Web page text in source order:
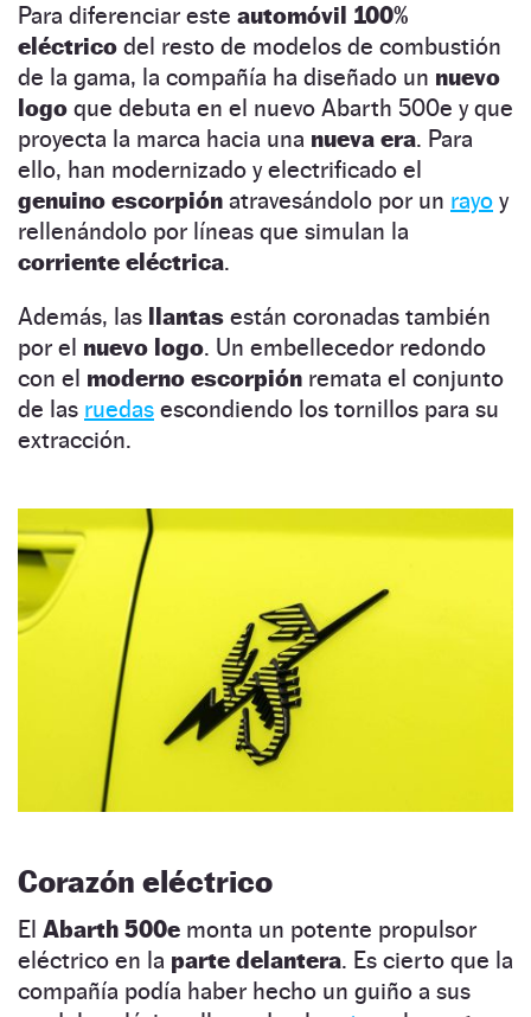
Para diferenciar este automóvil 100%
eléctrico del resto de modelos de combustión
de la gama, la compañía ha diseñado un nuevo
logo que debuta en el nuevo Abarth 500e y que
proyecta la marca hacia una nueva era. Para
ello, han modernizado y electrificado el
genuino escorpión atravesándolo por un rayo y
rellenándolo por líneas que simulan la
corriente eléctrica.
Además, las
llantas están coronadas también
por el nuevo logo. Un embellecedor redondo
con el moderno escorpión remata el conjunto
de las ruedas escondiendo los tornillos para su
extracción.
Corazón eléctrico
El Abarth 500e monta un potente propulsor
eléctrico en la parte delantera. Es cierto que la
compañía podía haber hecho un guiño a sus